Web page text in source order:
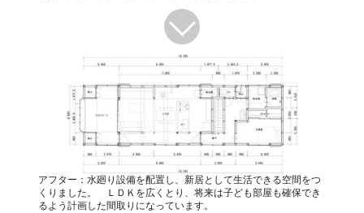
アフター：水廻り設備を配置し、新居として生活できる空間をつ
くりました。 ＬＤＫを広くとり、将来は子ども部屋も確保でき
るよう計画した間取りになっています。